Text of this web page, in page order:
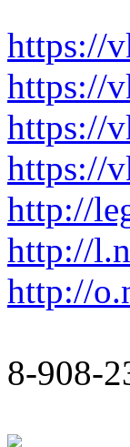
https://
https://
https://
https://
http://
http://
http://
8-908-